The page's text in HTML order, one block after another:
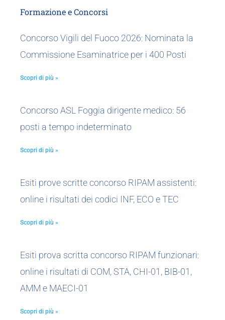
Formazione e Concorsi
Concorso Vigili del Fuoco 2026: Nominata la
Commissione Esaminatrice per i 400 Posti
Scopri di più »
Concorso ASL Foggia dirigente medico: 56
posti a tempo indeterminato
Scopri di più »
Esiti prove scritte concorso RIPAM assistenti:
online i risultati dei codici INF, ECO e TEC
Scopri di più »
Esiti prova scritta concorso RIPAM funzionari:
online i risultati di COM, STA, CHI-01, BIB-01,
AMM e MAECI-01
Scopri di più »